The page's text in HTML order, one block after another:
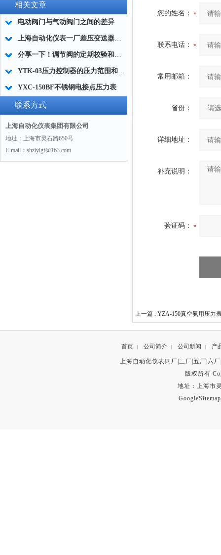
相关文章
电动阀门与气动阀门之间的差异
上海自动化仪表一厂差压变送器在蒸汽锅炉中显示异常的故障现象
分享一下！调节阀的定期校验和维修
YTK-03压力控制器的压力范围和外形尺寸
YXC-150BF不锈钢电接点压力表
联系方式
上海自动化仪表集团有限公司
地址：上海市灵石路650号
E-mail：shziyigf@163.com
您的姓名：
联系电话：
常用邮箱：
省份：
详细地址：
补充说明：
验证码：
上一篇 : YZA-150真空氨用压力
首页 | 公司简介 | 公司新闻 | 产
上海自动化仪表四厂|三厂|五厂|六
版权所有
地址：上海市
GoogleSitemap